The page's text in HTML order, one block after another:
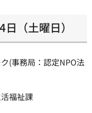
（土曜日）
(事務局：認定NPO法
福祉課